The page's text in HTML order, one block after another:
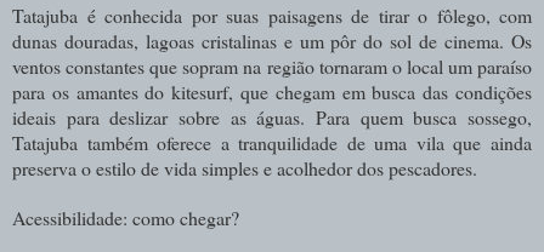
Tatajuba é conhecida por suas paisagens de tirar o fôlego, com
dunas douradas, lagoas cristalinas e um pôr do sol de cinema. Os
ventos constantes que sopram na região tornaram o local um paraíso
para os amantes do kitesurf, que chegam em busca das condições
ideais para deslizar sobre as águas. Para quem busca sossego,
Tatajuba também oferece a tranquilidade de uma vila que ainda
preserva o estilo de vida simples e acolhedor dos pescadores.
Acessibilidade: como chegar?